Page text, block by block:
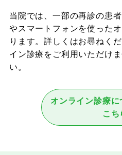
当院では、一部の再診の患
やスマートフォンを使った
ります。詳しくはお尋ねく
イン診療をご利用いただけ
い。
オンライン診療
こち